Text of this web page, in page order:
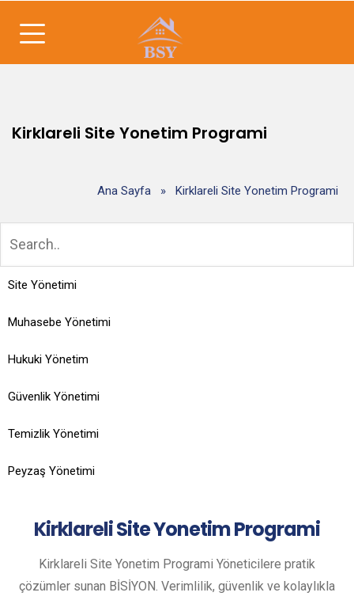
Kirklareli Site Yonetim Programi
Ana Sayfa » Kirklareli Site Yonetim Programi
Site Yönetimi
Muhasebe Yönetimi
Hukuki Yönetim
Güvenlik Yönetimi
Temizlik Yönetimi
Peyzaş Yönetimi
KirklareliSite Yonetim Programi
Kirklareli Site Yonetim Programi Yöneticilere pratik
çözümler sunan BİSİYON. Verimlilik, güvenlik ve kolaylıkla